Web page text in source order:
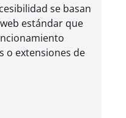
se basan
estándar que
o extensiones de